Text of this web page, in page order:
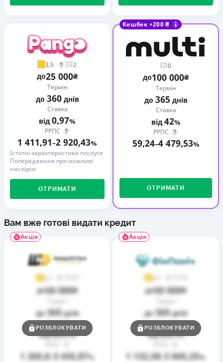
3,5 2
до25 000₴
Термін
до 360днів
Ставка
від 0,97%
РРПС
1 411,91–2 920,43%
Істотні характеристики послуги
Попередження про можливі
наслідки
ОТРИМАТИ
Кешбек +200 ₴
0
до100 000₴
Термін
до 365днів
Ставка
від 42%
РРПС
59,24–4 479,53%
ОТРИМАТИ
Вам вже готові видати кредит
Акція
4,1
до50 000₴
до 365днів
Ставка
від0,01%
1 265,8 3 435,87%
РОЗБЛОКУВАТИ
Акція
4,7
до50 000₴
до 365днів
Ставка
від0,01%
1 132,58 3 845,25%
РОЗБЛОКУВАТИ